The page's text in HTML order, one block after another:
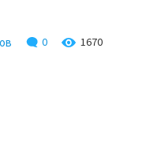
0 1670